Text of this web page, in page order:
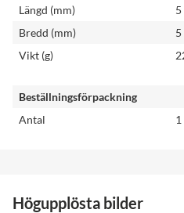
Längd (mm)
5
Bredd (mm)
5
Vikt (g)
Beställningsförpackning
Antal
1
Högupplösta bilder